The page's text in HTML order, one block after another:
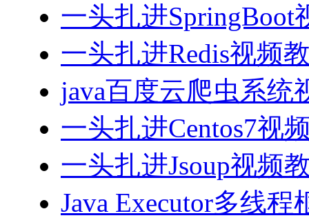
一头扎进SpringBoot
一头扎进Redis视频
java百度云爬虫系统
一头扎进Centos7视
一头扎进Jsoup视频
Java Executor多线